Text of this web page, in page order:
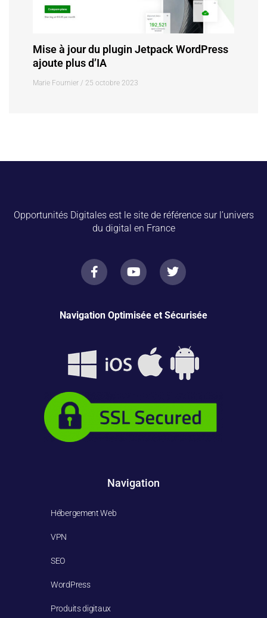
Mise à jour du plugin Jetpack WordPress
ajoute plus d’IA
Marie Fournier 25 octobre 2023
Opportunités Digitales est le site de référence sur l’univers
du digital en France
Navigation Optimisée et Sécurisée
Navigation
Hébergement Web
VPN
SEO
WordPress
Produits digitaux